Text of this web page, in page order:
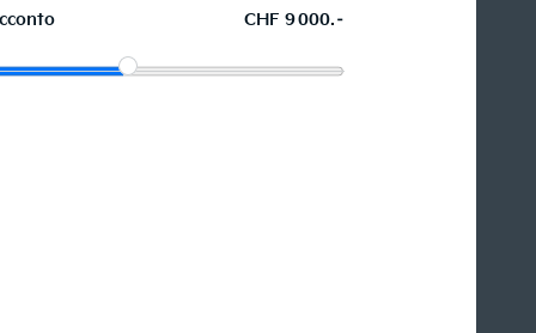
CHF 9 000.–